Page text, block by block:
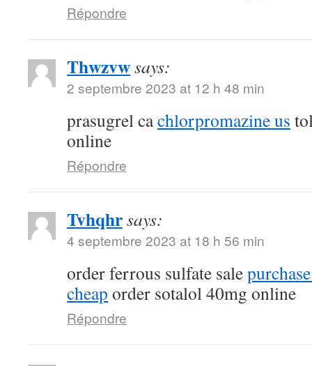
Répondre
Thwzvwsays:
2 septembre 2023 at 12 h 48 min
prasugrel cachlorpromazine us
online
Répondre
Tvhqhrsays:
4 septembre 2023 at 18 h 56 min
order ferrous sulfate sale
cheap order sotalol 40mg online
Répondre